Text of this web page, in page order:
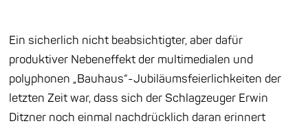
Ein sicherlich nicht beabsichtigter, aber dafür
produktiver Nebeneffekt der multimedialen und
polyphonen „Bauhaus“-Jubiläumsfeierlichkeiten der
letzten Zeit war, dass sich der Schlagzeuger Erwin
Ditzner noch einmal nachdrücklich daran erinnert